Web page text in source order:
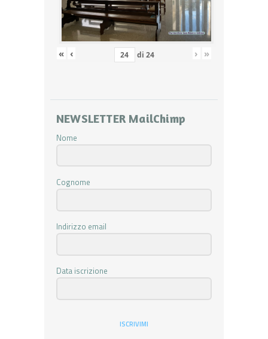
« ‹ di 24 › »
NEWSLETTER MailChimp
Nome
Cognome
Indirizzo email
Data iscrizione
ISCRIVIMI